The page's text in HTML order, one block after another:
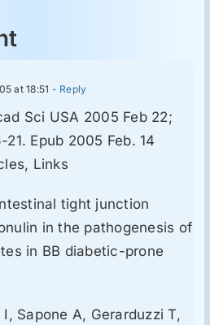
at 18:51 - Reply
Sci USA 2005 Feb 22;
21. Epub 2005 Feb. 14
Links
tight junction
in the pathogenesis of
in BB diabetic-prone
Sapone A, Gerarduzzi T,